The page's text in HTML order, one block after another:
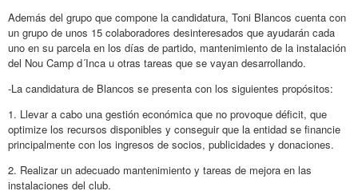
Además del grupo que compone la candidatura, Toni Blancos cuenta con
un grupo de unos 15 colaboradores desinteresados que ayudarán cada
uno en su parcela en los días de partido, mantenimiento de la instalación
del Nou Camp d´Inca u otras tareas que se vayan desarrollando.
-La candidatura de Blancos se presenta con los siguientes propósitos:
1. Llevar a cabo una gestión económica que no provoque déficit, que
optimize los recursos disponibles y conseguir que la entidad se financie
principalmente con los ingresos de socios, publicidades y donaciones.
2. Realizar un adecuado mantenimiento y tareas de mejora en las
instalaciones del club.